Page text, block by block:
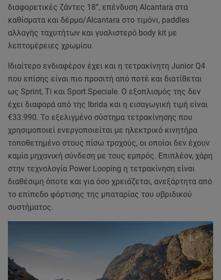
διαφορετικές ζάντες 18”, επένδυση Alcantara στα
καθίσματα και δέρμα/Alcantara στο τιμόνι, paddles
αλλαγής ταχυτήτων και γυαλιστερό body kit με
λεπτομέρειες χρωμίου.
Ιδιαίτερο ενδιαφέρον έχει και η τετρακίνητη Junior Q4
που επίσης είναι πιο προσιτή από ποτέ και διατίθεται
ως Sprint, Ti και Sport Speciale. Ο εξοπλισμός της δεν
έχει διαφορά από της Ibrida και η εισαγωγική τιμή είναι
€33.990. Το εξελιγμένο σύστημα τετρακίνησης που
χρησιμοποιεί ενεργοποιείται με ηλεκτρικό κινητήρα
τοποθετημένο στους πίσω τροχούς, οι οποίοι δεν έχουν
καμία μηχανική σύνδεση με τους εμπρός. Επιπλέον, χάρη
στην τεχνολογία Power Looping η τετρακίνηση είναι
διαθέσιμη όποτε και για όσο χρειάζεται, ανεξάρτητα από
το επίπεδο φόρτισης της μπαταρίας του υβριδικού
συστήματος.